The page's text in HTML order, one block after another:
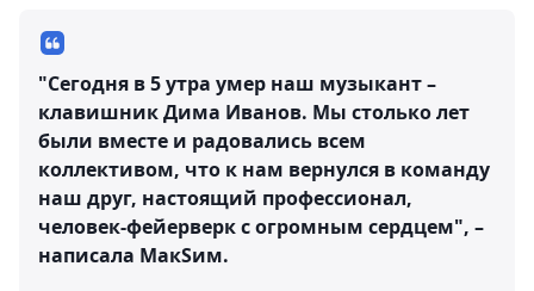
"Сегодня в 5 утра умер наш музыкант –
клавишник Дима Иванов. Мы столько лет
были вместе и радовались всем
коллективом, что к нам вернулся в команду
наш друг, настоящий профессионал,
человек-фейерверк с огромным сердцем", –
написала МакSим.